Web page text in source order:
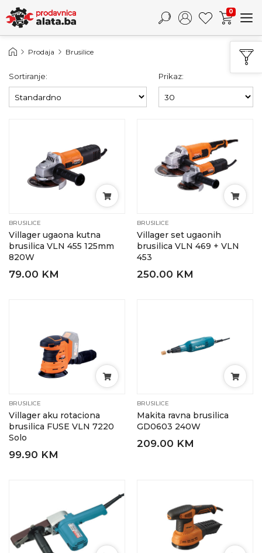
0
Prodaja Brusilice
Sortiranje: Prikaz:
BRUSILICE
Villager ugaona kutna
brusilica VLN 455 125mm
820W
79.00 KM
BRUSILICE
Villager set ugaonih
brusilica VLN 469 + VLN
453
250.00 KM
BRUSILICE
Villager aku rotaciona
brusilica FUSE VLN 7220
Solo
99.90 KM
BRUSILICE
Makita ravna brusilica
GD0603 240W
209.00 KM